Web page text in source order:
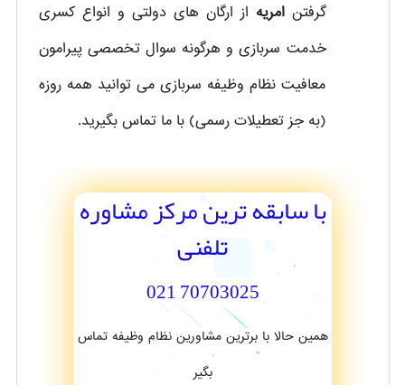
گرفتنامریه از ارگان های دولتی و انواع کسری
خدمت سربازی و هرگونه سوال تخصصی پیرامون
معافیت نظام وظیفه سربازی می توانید همه روزه
(به جز تعطیلات رسمی) با ما تماس بگیرید.
با سابقه ترین مرکز مشاوره
تلفنی
70703025 021
همین حالا با برترین مشاورین نظام وظیفه تماس
بگیر